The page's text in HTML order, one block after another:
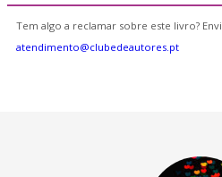
Tem algo a reclamar sobre este livro?
atendimento@clubedeautores.pt